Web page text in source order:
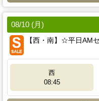
08/10 (月)
【西・南】☆平日AM
西
08:45